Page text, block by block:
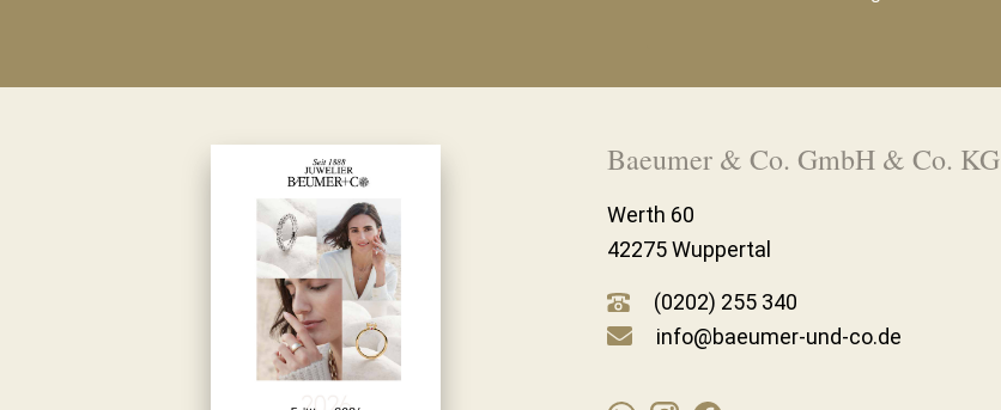
Baeumer & Co. GmbH & Co. KG
Werth 60
42275 Wuppertal
(0202) 255 340
info@baeumer-und-co.de